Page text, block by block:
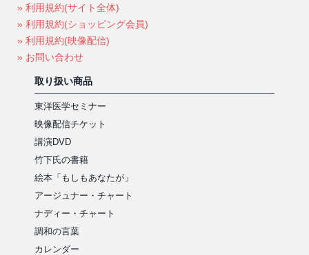
» 利用規約(サイト全体)
» 利用規約(ショッピング会員)
» 利用規約(映像配信)
» お問い合わせ
取り扱い商品
東洋医学セミナー
映像配信チケット
講演DVD
竹下氏の書籍
絵本「もしもあなたが」
アージュナー・チャート
ナディー・チャート
調和の言葉
カレンダー